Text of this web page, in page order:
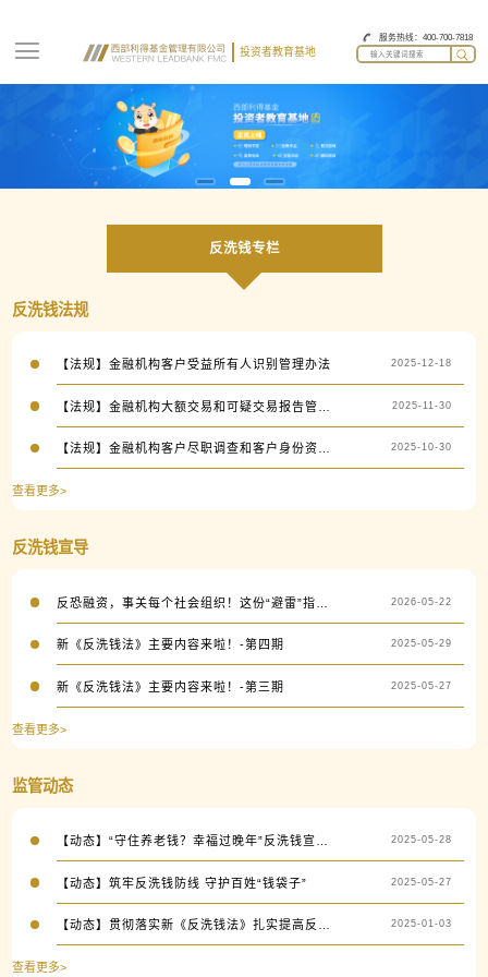
投资者教育基地
服务热线：400-700-7818
反洗钱专栏
反洗钱法规
【法规】金融机构客户受益所有人识别管理办法 2025-12-18
2025-11-30
2025-10-30
查看更多>
反洗钱宣导
2026-05-22
新《反洗钱法》主要内容来啦！-第四期 2025-05-29
新《反洗钱法》主要内容来啦！-第三期 2025-05-27
查看更多>
监管动态
2025-05-28
【动态】筑牢反洗钱防线 守护百姓“钱袋子” 2025-05-27
2025-01-03
查看更多>